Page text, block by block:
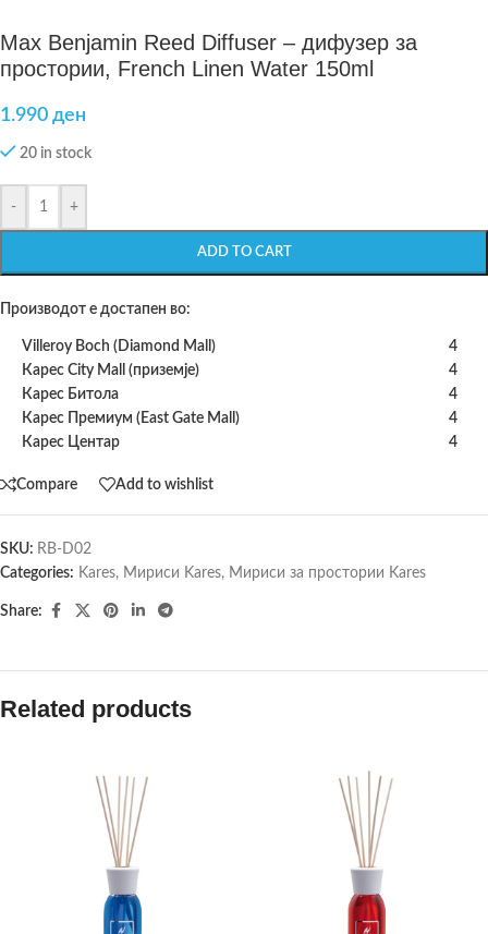
Max Benjamin Reed Diffuser – дифузер за
простории, French Linen Water 150ml
1.990 ден
20 in stock
- +
ADD TO CART
Производот е достапен во:
Villeroy Boch (Diamond Mall)
4
Карес City Mall (приземје)
4
Карес Битола
4
Карес Премиум (East Gate Mall)
4
Карес Центар
4
Compare Add to wishlist
SKU: RB-D02
Categories: Kares, Мириси Kares, Мириси за простории Kares
Share:
Related products